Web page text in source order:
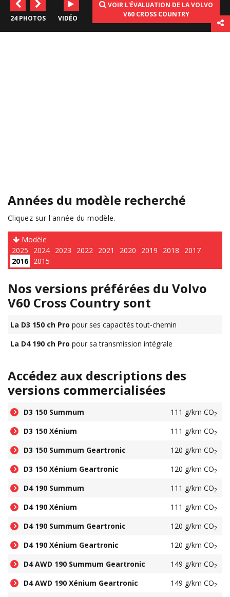
24 PHOTOS VIDÉO
VOIR L'ÉVALUATION DE LA VOLVO
V60 CROSS COUNTRY
Années du modèle recherché
Cliquez sur l'année du modèle.
Modèle
2025
2024 2023 2022 2021 2020 2019 2018
2017
2016 2015
Nos versions préférées du Volvo
V60 Cross Country sont
La D3 150 ch Pro pour ses capacités tout-chemin
La D4 190 ch Pro pour sa transmission intégrale
Accédez aux descriptions des
versions commercialisées
D3 150 Summum 111 g/km CO2
D3 150 Xénium 111 g/km CO2
D3 150 Summum Geartronic 120 g/km CO2
D3 150 Xénium Geartronic 120 g/km CO2
D4 190 Summum 111 g/km CO2
D4 190 Xénium 111 g/km CO2
D4 190 Summum Geartronic 120 g/km CO2
D4 190 Xénium Geartronic 120 g/km CO2
D4 AWD 190 Summum Geartronic 149 g/km CO2
D4 AWD 190 Xénium Geartronic 149 g/km CO2